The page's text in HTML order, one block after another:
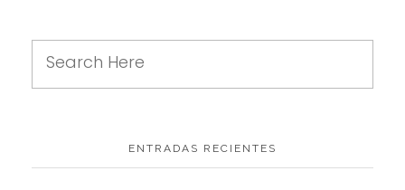
ENTRADAS RECIENTES